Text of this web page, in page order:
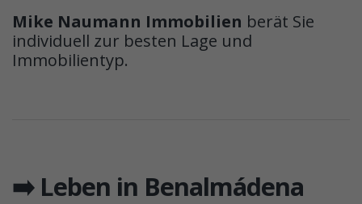
Mike Naumann Immobilien berät Sie
individuell zur besten Lage und
Immobilientyp.
➡️ Leben in Benalmádena